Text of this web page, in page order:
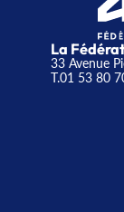
La
33 Avenue
T.01 53 80